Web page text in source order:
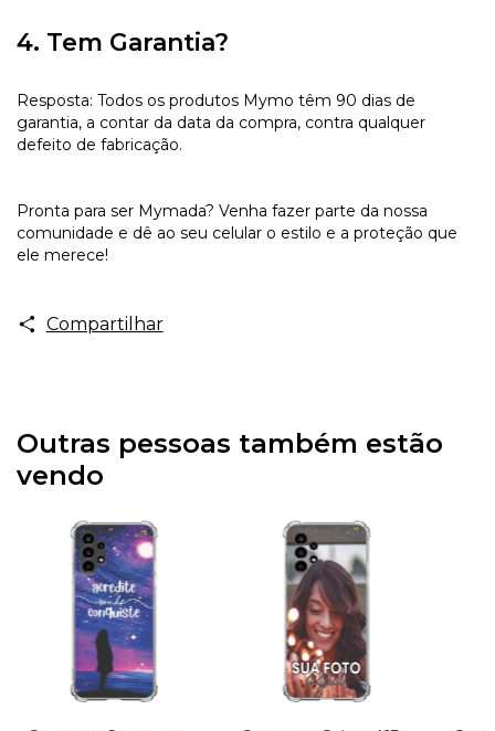
4. Tem Garantia?
Resposta: Todos os produtos Mymo têm 90 dias de
garantia, a contar da data da compra, contra qualquer
defeito de fabricação.
Pronta para ser Mymada? Venha fazer parte da nossa
comunidade e dê ao seu celular o estilo e a proteção que
ele merece!
Compartilhar
Outras pessoas também estão
vendo